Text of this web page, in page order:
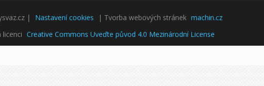
| Nastavení cookies | Tvorba webových stránek machin.cz
Creative Commons Uveďte původ 4.0 Mezinárodní License